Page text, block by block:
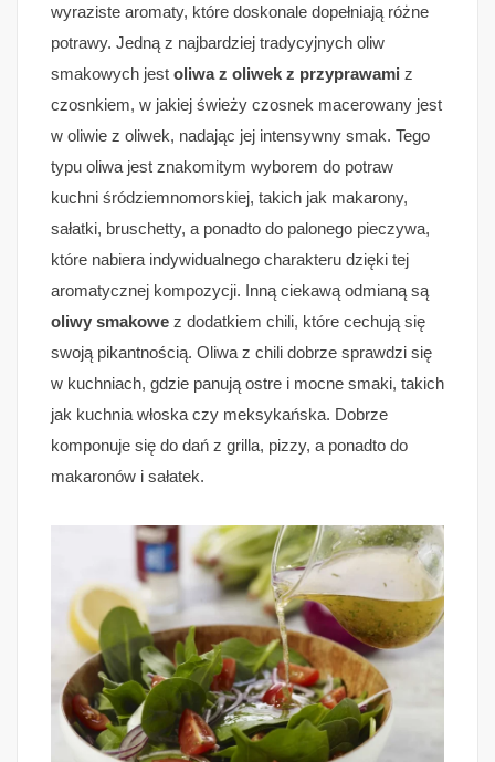
wyraziste aromaty, które doskonale dopełniają różne
potrawy. Jedną z najbardziej tradycyjnych oliw
smakowych jest oliwa z oliwek z przyprawami z
czosnkiem, w jakiej świeży czosnek macerowany jest
w oliwie z oliwek, nadając jej intensywny smak. Tego
typu oliwa jest znakomitym wyborem do potraw
kuchni śródziemnomorskiej, takich jak makarony,
sałatki, bruschetty, a ponadto do palonego pieczywa,
które nabiera indywidualnego charakteru dzięki tej
aromatycznej kompozycji. Inną ciekawą odmianą są
oliwy smakowe z dodatkiem chili, które cechują się
swoją pikantnością. Oliwa z chili dobrze sprawdzi się
w kuchniach, gdzie panują ostre i mocne smaki, takich
jak kuchnia włoska czy meksykańska. Dobrze
komponuje się do dań z grilla, pizzy, a ponadto do
makaronów i sałatek.